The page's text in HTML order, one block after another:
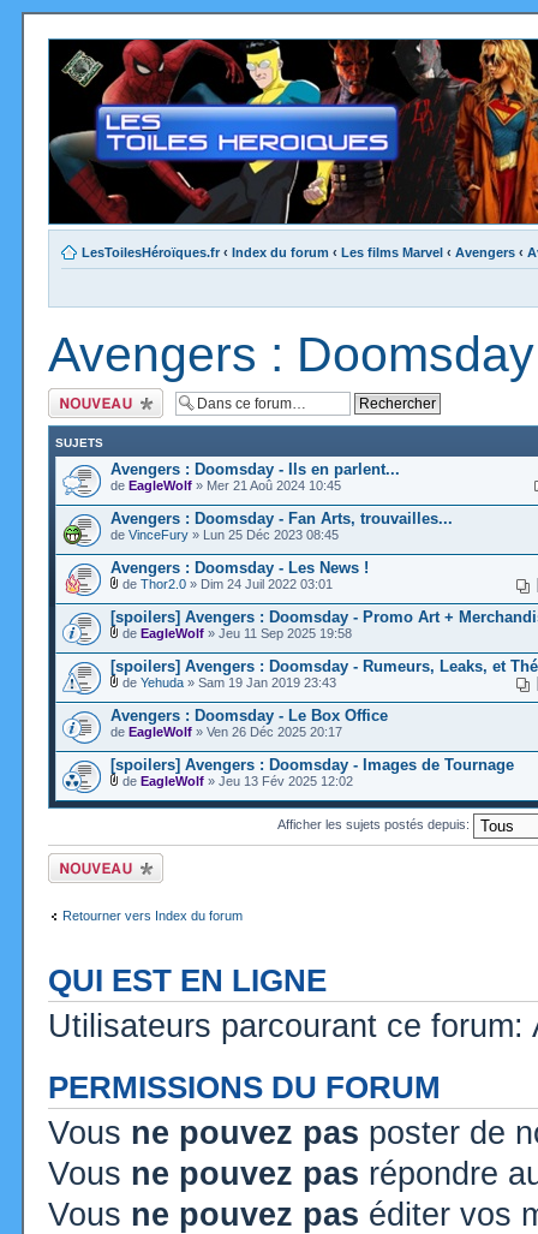
LesToilesHéroïques.fr ‹ Index du forum ‹ Les films Marvel ‹ Avengers ‹
Avengers : Doomsday
Ecrire un nouveau
sujet
SUJETS
Avengers : Doomsday - Ils en parlent...
de EagleWolf » Mer 21 Aoû 2024 10:45
Avengers : Doomsday - Fan Arts, trouvailles...
de VinceFury » Lun 25 Déc 2023 08:45
Avengers : Doomsday - Les News !
de Thor2.0 » Dim 24 Juil 2022 03:01
[spoilers] Avengers : Doomsday - Promo Art +
de EagleWolf » Jeu 11 Sep 2025 19:58
[spoilers] Avengers : Doomsday - Rumeurs, Leaks, et
de Yehuda » Sam 19 Jan 2019 23:43
Avengers : Doomsday - Le Box Office
de EagleWolf » Ven 26 Déc 2025 20:17
[spoilers] Avengers : Doomsday - Images de Tournage
de EagleWolf » Jeu 13 Fév 2025 12:02
Afficher les sujets postés depuis:
Ecrire un nouveau
sujet
Retourner vers Index du forum
QUI EST EN LIGNE
Utilisateurs parcourant ce
PERMISSIONS DU FORUM
Vous ne pouvez pas poster de
Vous ne pouvez pas répondre
Vous ne pouvez pas éditer vos